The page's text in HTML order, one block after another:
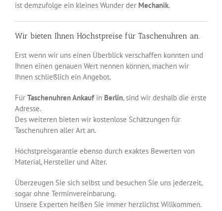
ist demzufolge ein kleines Wunder der Mechanik.
Wir bieten Ihnen Höchstpreise für Taschenuhren an.
Erst wenn wir uns einen Überblick verschaffen konnten und
Ihnen einen genauen Wert nennen können, machen wir
Ihnen schließlich ein Angebot.
Für Taschenuhren Ankaufin Berlin, sind wir deshalb die erste
Adresse.
Des weiteren bieten wir kostenlose Schätzungen für
Taschenuhren aller Art an.
Höchstpreisgarantie ebenso durch exaktes Bewerten von
Material, Hersteller und Alter.
Überzeugen Sie sich selbst und besuchen Sie uns jederzeit,
sogar ohne Terminvereinbarung.
Unsere Experten heißen Sie immer herzlichst Willkommen.